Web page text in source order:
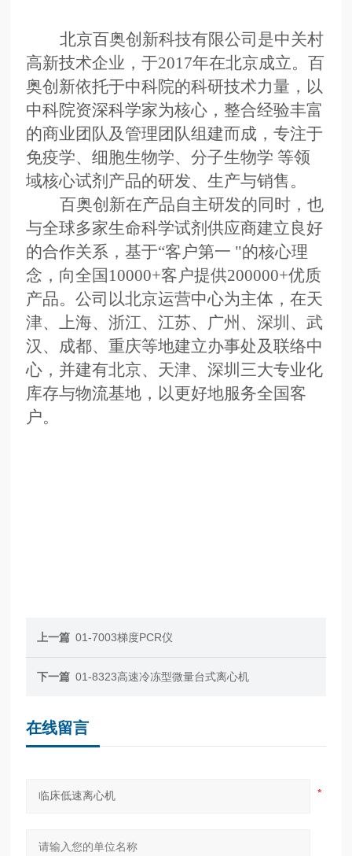
北京百奥创新科技有限公司是中关村
高新技术企业，于2017年在北京成立。百
奥创新依托于中科院的科研技术力量，以
中科院资深科学家为核心，整合经验丰富
的商业团队及管理团队组建而成，专注于
免疫学、细胞生物学、分子生物学 等领
域核心试剂产品的研发、生产与销售。
百奥创新在产品自主研发的同时，也
与全球多家生命科学试剂供应商建立良好
的合作关系，基于“客户第一 "的核心理
念，向全国 10000+客户提供200000+优质
产品。公司以北京运营中心为主体，在天
津、上海、浙江、江苏、广州、深圳、武
汉、成都、重庆等地建立办事处及联络中
心，并建有北京、天津、深圳三大专业化
库存与物流基地，以更好地服务全国客
户。
上一篇 01-7003梯度PCR仪
下一篇 01-8323高速冷冻型微量台式离心机
在线留言